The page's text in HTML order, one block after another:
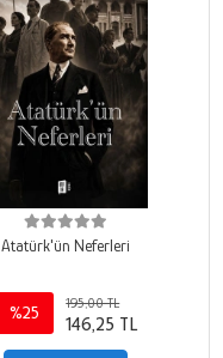
Atatürk'ün Neferleri
%25
195,00 TL
146,25 TL